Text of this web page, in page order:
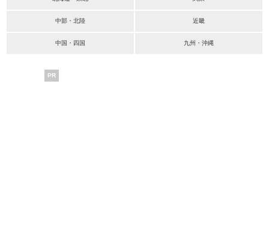
中部・北陸 近畿
中国・四国 九州・沖縄
PR